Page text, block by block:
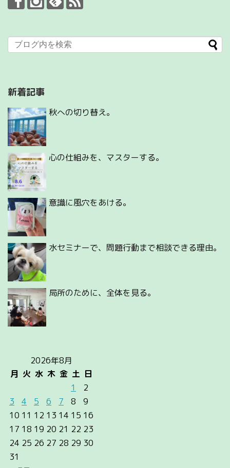
新着記事
秋への切り替え。
心の仕組みを、マスターする。
意識に風穴をあける。
水セミナーで、問題行動まで相談できる理由。
局所のために、全体を見る。
2026年8月
月 火 水 木 金 土 日
1
2
3
4 5 6 7 8
9
10 11 12 13 14 15 16
17 18 19 20 21 22 23
24 25 26 27 28 29 30
31